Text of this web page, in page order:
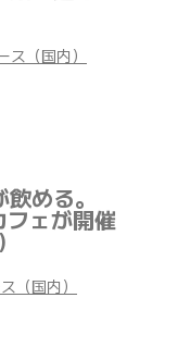
ス（国内）
める。
ェが開催
（国内）